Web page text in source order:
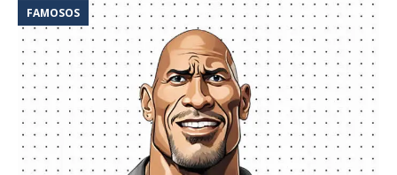
FAMOSOS